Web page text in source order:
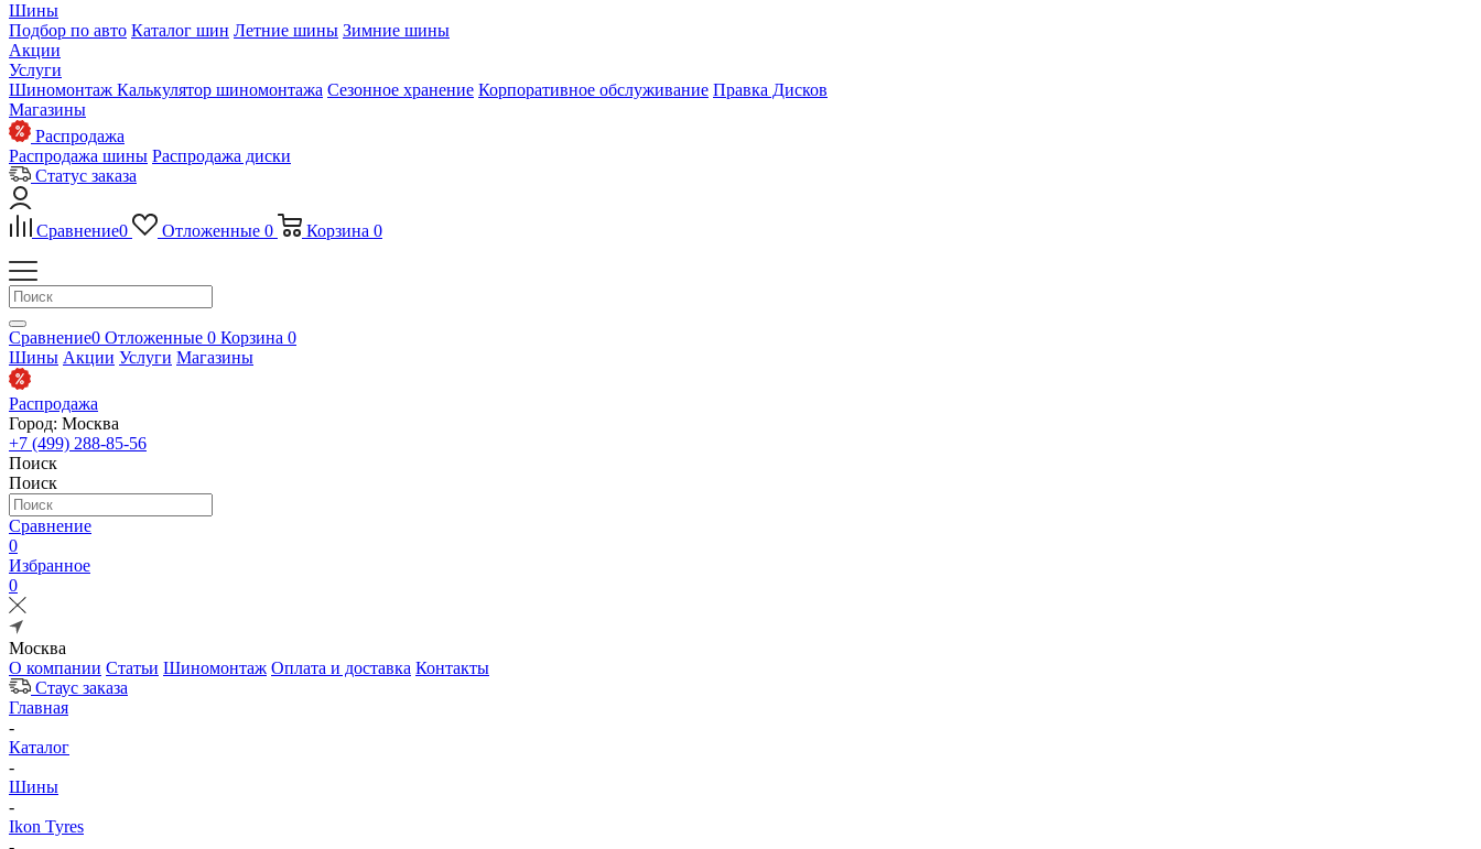
Шины
Подбор по авто Каталог шин Летние шины Зимние шины
Акции
Услуги
Шиномонтаж Калькулятор шиномонтажа Сезонное хранение Корпоративное обслуживание Правка Дисков
Магазины
Распродажа
Распродажа шины Распродажа диски
Статус заказа
Сравнение0 Отложенные 0 Корзина 0
Сравнение0 Отложенные 0 Корзина 0
Шины Акции Услуги Магазины
Распродажа
Город: Москва
+7 (499) 288-85-56
Поиск
Поиск
Сравнение
0
Избранное
0
Москва
О компании Статьи Шиномонтаж Оплата и доставка Контакты
Стаус заказа
Главная
-
Каталог
-
Шины
-
Ikon Tyres